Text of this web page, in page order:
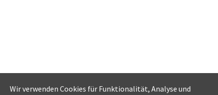
Wir verwenden Cookies für Funktionalität, Analyse und